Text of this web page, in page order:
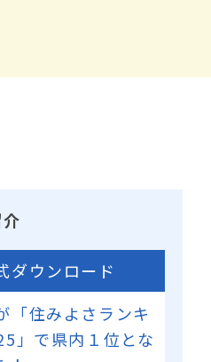
ダウンロード
「住みよさランキ
」で県内１位とな